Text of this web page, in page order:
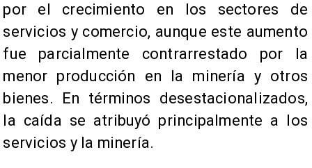
por el crecimiento en los sectores de
servicios y comercio, aunque este aumento
fue parcialmente contrarrestado por la
menor producción en la minería y otros
bienes. En términos desestacionalizados,
la caída se atribuyó principalmente a los
servicios y la minería.